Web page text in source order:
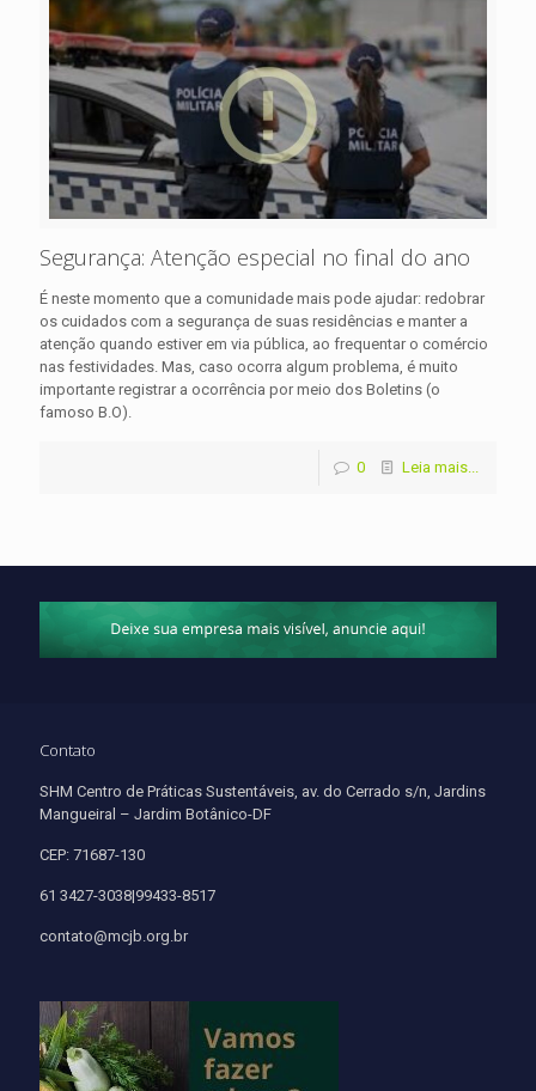
Segurança: Atenção especial no final do ano
É neste momento que a comunidade mais pode ajudar: redobrar
os cuidados com a segurança de suas residências e manter a
atenção quando estiver em via pública, ao frequentar o comércio
nas festividades. Mas, caso ocorra algum problema, é muito
importante registrar a ocorrência por meio dos Boletins (o
famoso B.O).
0 Leia mais...
Contato
SHM Centro de Práticas Sustentáveis, av. do Cerrado s/n, Jardins
Mangueiral – Jardim Botânico-DF
CEP: 71687-130
61 3427-3038|99433-8517
contato@mcjb.org.br